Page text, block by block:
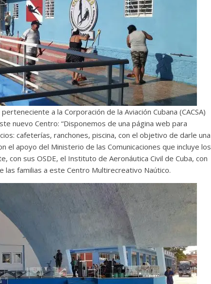
a la Corporación de la Aviación Cubana (CACSA)
nuevo Centro: “Disponemos de una página web para
cafeterías, ranchones, piscina, con el objetivo de darle una
el apoyo del Ministerio de las Comunicaciones que incluye los
con sus OSDE, el Instituto de Aeronáutica Civil de Cuba, con
las familias a este Centro Multirecreativo Naútico.